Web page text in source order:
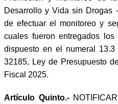
Desarrollo y Vida sin Drogas
de efectuar el monitoreo y
cuales fueron entregados
dispuesto en el numeral
32185, Ley de Presupuesto
Fiscal 2025.
Artículo Quinto.-